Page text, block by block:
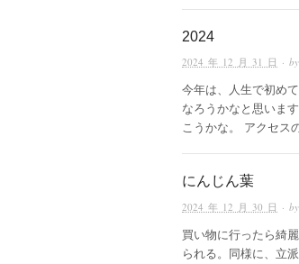
2024
2024 年 12 月 31 日 · by
今年は、人生で初め
なろうかなと思いま
こうかな。 アクセス
にんじん葉
2024 年 12 月 30 日 · by
買い物に行ったら綺
られる。同様に、立